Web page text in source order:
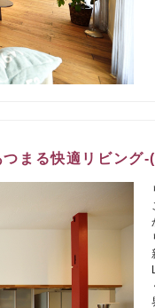
まる快適リビング-